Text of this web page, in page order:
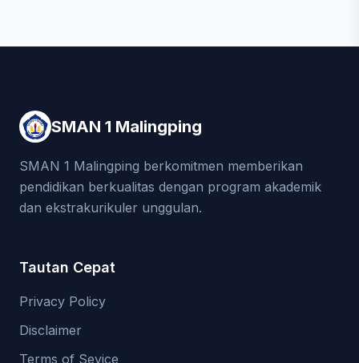
SMAN 1 Malingping
SMAN 1 Malingping berkomitmen memberikan
pendidikan berkualitas dengan program akademik
dan ekstrakurikuler unggulan.
Tautan Cepat
Privacy Policy
Disclaimer
Terms of Sevice